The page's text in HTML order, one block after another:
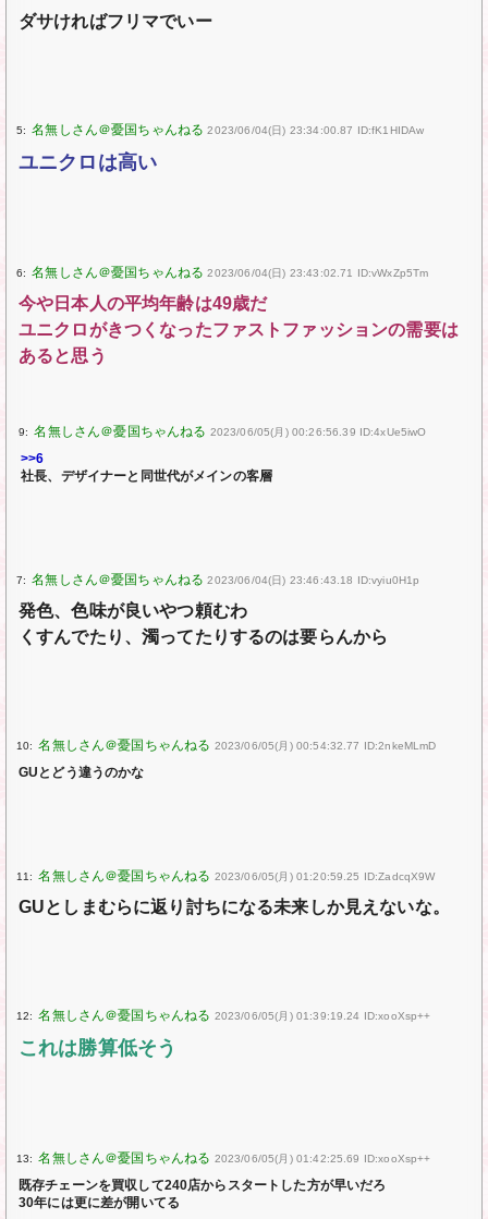
ダサければフリマでいー
5: 2023/06/04(日) 23:34:00.87 ID:fK1HIDAw
ユニクロは高い
6: 2023/06/04(日) 23:43:02.71 ID:vWxZp5Tm
今や日本人の平均年齢は49歳だ
ユニクロがきつくなったファストファッションの需要は
あると思う
9: 2023/06/05(月) 00:26:56.39 ID:4xUe5iwO
>>6
社長、デザイナーと同世代がメインの客層
7: 2023/06/04(日) 23:46:43.18 ID:vyiu0H1p
発色、色味が良いやつ頼むわ
くすんでたり、濁ってたりするのは要らんから
10: 2023/06/05(月) 00:54:32.77 ID:2nkeMLmD
GUとどう違うのかな
11: 2023/06/05(月) 01:20:59.25 ID:ZadcqX9W
GUとしまむらに返り討ちになる未来しか見えないな。
12: 2023/06/05(月) 01:39:19.24 ID:xooXsp++
これは勝算低そう
13: 2023/06/05(月) 01:42:25.69 ID:xooXsp++
既存チェーンを買収して240店からスタートした方が早いだろ
30年には更に差が開いてる